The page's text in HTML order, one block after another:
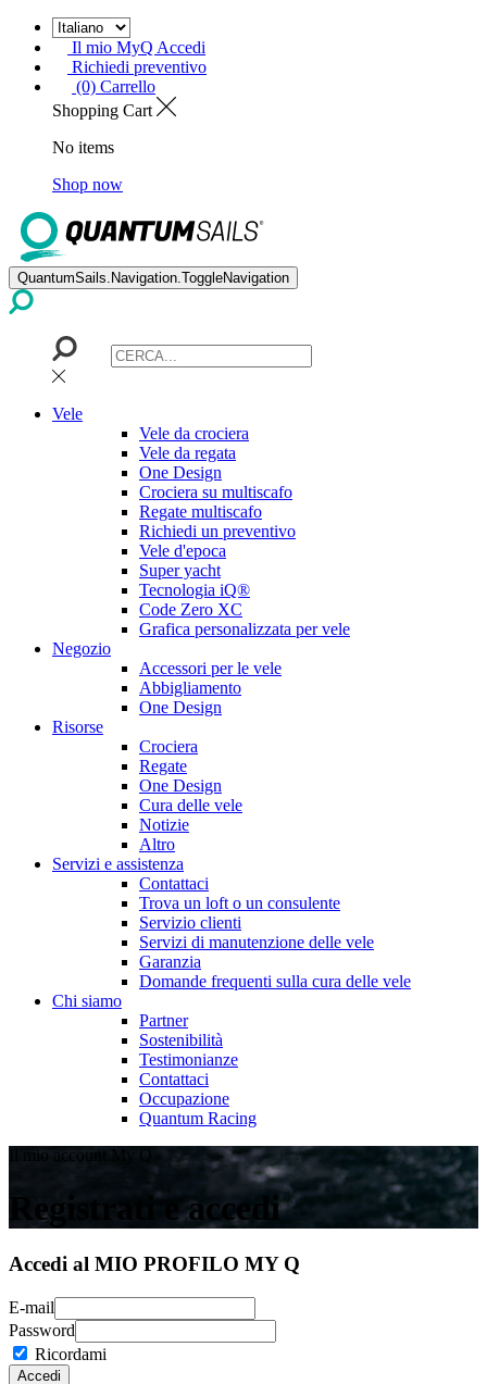
Il mio MyQ Accedi
Richiedi preventivo
(0) Carrello
Shopping Cart
No items
Shop now
QuantumSails.Navigation.ToggleNavigation
Vele
Vele da crociera
Vele da regata
One Design
Crociera su multiscafo
Regate multiscafo
Richiedi un preventivo
Vele d'epoca
Super yacht
Tecnologia iQ®
Code Zero XC
Grafica personalizzata per vele
Negozio
Accessori per le vele
Abbigliamento
One Design
Risorse
Crociera
Regate
One Design
Cura delle vele
Notizie
Altro
Servizi e assistenza
Contattaci
Trova un loft o un consulente
Servizio clienti
Servizi di manutenzione delle vele
Garanzia
Domande frequenti sulla cura delle vele
Chi siamo
Partner
Sostenibilità
Testimonianze
Contattaci
Occupazione
Quantum Racing
Il mio account My Q
Registrati e accedi
Accedi al MIO PROFILO MY Q
E-mail
Password
Ricordami